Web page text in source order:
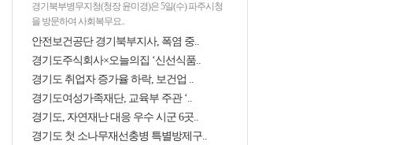
경기북부병무지청(청장 윤미경)은 5일(수) 파주시청
을 방문하여 사회복무요..
안전보건공단 경기북부지사, 폭염 중..
경기도주식회사×오늘의집 ‘신선식품..
경기도 취업자 증가율 하락, 보건업 ..
경기도여성가족재단, 교육부 주관 ‘..
경기도, 자연재난 대응 우수 시군 6곳..
경기도 첫 소나무재선충병 특별방제구..